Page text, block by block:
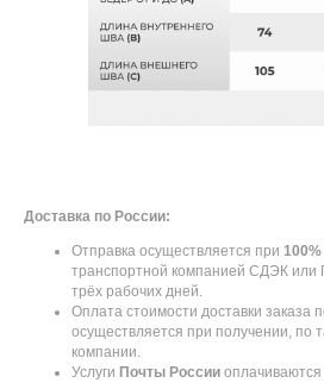
Доставка по России:
Отправка осуществляется при 100%
транспортной компанией СДЭК или
трёх рабочих дней.
Оплата стоимости доставки заказа
осуществляется при получении, по
компании.
Услуги Почты России